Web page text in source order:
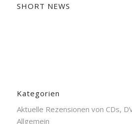
SHORT NEWS
Kategorien
Aktuelle Rezensionen von CDs,
Allgemein